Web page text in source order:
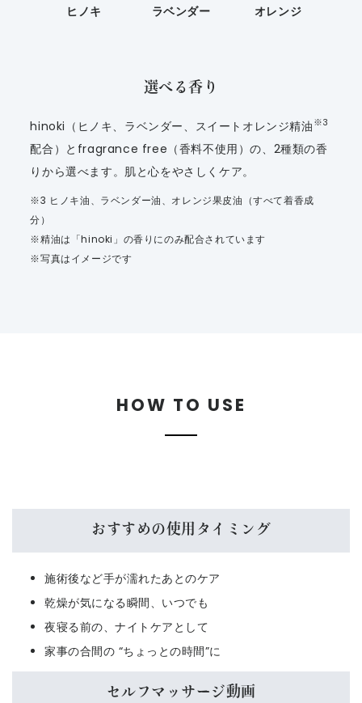
ヒノキ ラベンダー オレンジ
選べる香り
hinoki（ヒノキ、ラベンダー、スイートオレンジ精油 ※3
配合）とfragrance free（香料不使用）の、2種類の香
りから選べます。肌と心をやさしくケア。
※3 ヒノキ油、ラベンダー油、オレンジ果皮油（すべて着香成
分）
※精油は「hinoki」の香りにのみ配合されています
※写真はイメージです
HOW TO USE
おすすめの使用タイミング
施術後など手が濡れたあとのケア
乾燥が気になる瞬間、いつでも
夜寝る前の、ナイトケアとして
家事の合間の “ちょっとの時間”に
セルフマッサージ動画